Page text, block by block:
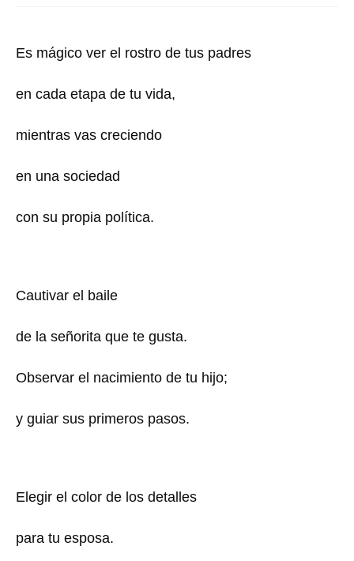
Es mágico ver el rostro de tus padres
en cada etapa de tu vida,
mientras vas creciendo
en una sociedad
con su propia política.
Cautivar el baile
de la señorita que te gusta.
Observar el nacimiento de tu hijo;
y guiar sus primeros pasos.
Elegir el color de los detalles
para tu esposa.